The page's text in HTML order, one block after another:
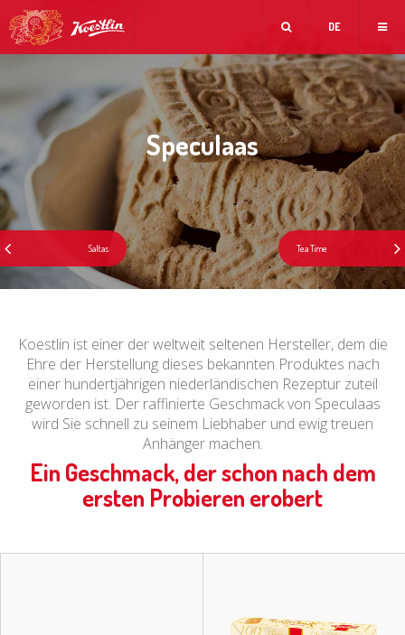
DE
Speculaas
Koestlin ist einer der weltweit seltenen Hersteller, dem die
Ehre der Herstellung dieses bekannten Produktes nach
einer hundertjährigen niederländischen Rezeptur zuteil
geworden ist. Der raffinierte Geschmack von Speculaas
wird Sie schnell zu seinem Liebhaber und ewig treuen
Anhänger machen.
Ein Geschmack, der schon nach dem
ersten Probieren erobert